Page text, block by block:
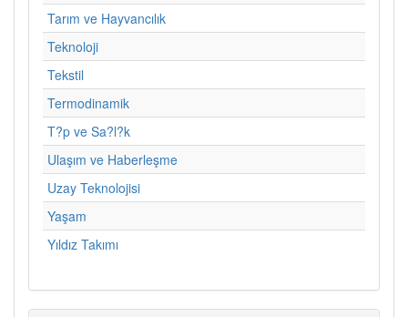
Tarım ve Hayvancılık
Teknoloji
Tekstil
Termodinamik
T?p ve Sa?l?k
Ulaşım ve Haberleşme
Uzay Teknolojisi
Yaşam
Yıldız Takımı